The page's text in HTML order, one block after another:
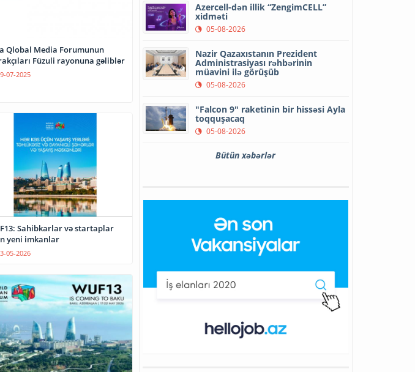
Qlobal Media Forumunun
Füzuli rayonuna gəliblər
07-2025
Sahibkarlar və startaplar
yeni imkanlar
05-2026
Azercell-dən illik “ZengimCELL”
xidməti
05-08-2026
Nazir Qazaxıstanın Prezident
Administrasiyası rəhbərinin
müavini ilə görüşüb
05-08-2026
"Falcon 9" raketinin bir hissəsi Ayla
toqquşacaq
05-08-2026
Bütün xəbərlər